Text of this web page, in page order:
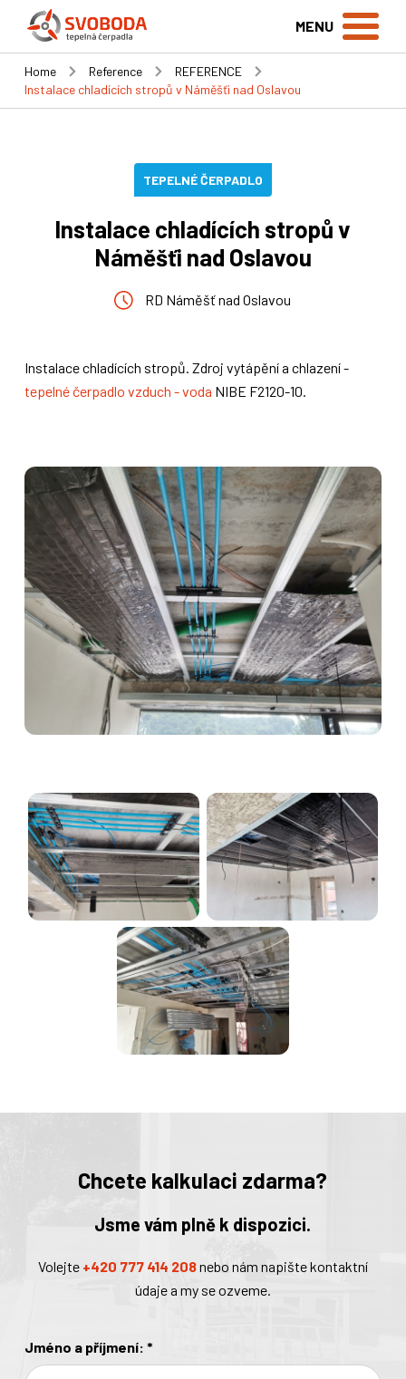
MENU
Home Reference
REFERENCE
Instalace chladících stropů v Náměšťi nad Oslavou
TEPELNÉ ČERPADLO
Instalace chladících stropů v
Náměšťi nad Oslavou
RD Náměšť nad Oslavou
Instalace chladících stropů. Zdroj vytápění a chlazení -
tepelné čerpadlo vzduch - voda NIBE F2120-10.
Chcete kalkulaci zdarma?
Jsme vám plně k dispozici.
Volejte +420 777 414 208nebo nám napište kontaktní
údaje a my se ozveme.
Jméno a příjmení: *